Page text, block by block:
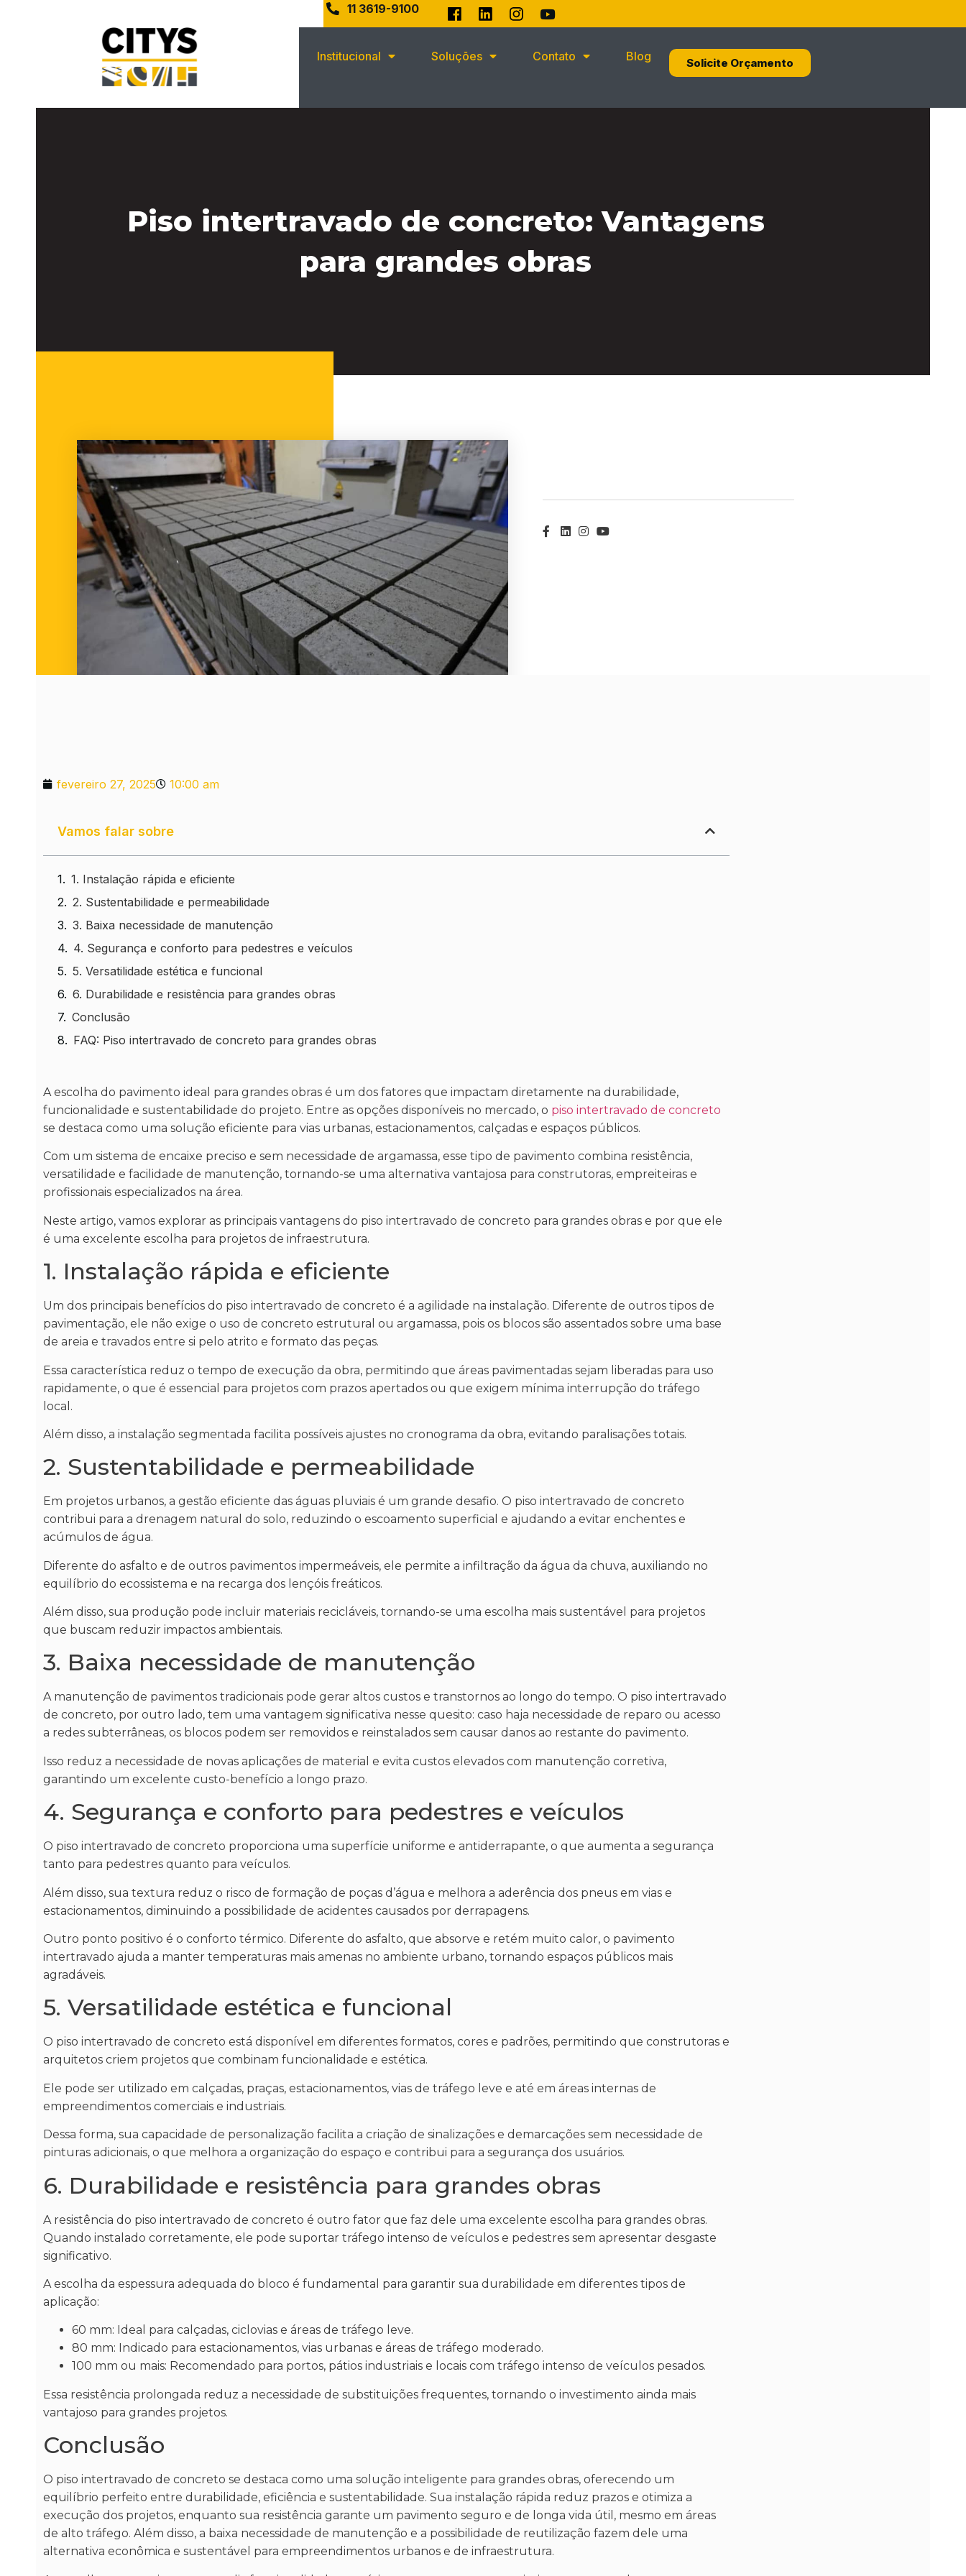
11 3619-9100
Institucional Soluções Contato Blog Solicite Orçamento
Piso intertravado de concreto: Vantagens
para grandes obras
fevereiro 27, 2025 10:00 am
Vamos falar sobre
1. Instalação rápida e eficiente
2. Sustentabilidade e permeabilidade
3. Baixa necessidade de manutenção
4. Segurança e conforto para pedestres e veículos
5. Versatilidade estética e funcional
6. Durabilidade e resistência para grandes obras
Conclusão
FAQ: Piso intertravado de concreto para grandes obras
A escolha do pavimento ideal para grandes obras é um dos fatores que impactam diretamente na durabilidade,
funcionalidade e sustentabilidade do projeto. Entre as opções disponíveis no mercado, o piso intertravado de concreto
se destaca como uma solução eficiente para vias urbanas, estacionamentos, calçadas e espaços públicos.
Com um sistema de encaixe preciso e sem necessidade de argamassa, esse tipo de pavimento combina resistência,
versatilidade e facilidade de manutenção, tornando-se uma alternativa vantajosa para construtoras, empreiteiras e
profissionais especializados na área.
Neste artigo, vamos explorar as principais vantagens do piso intertravado de concreto para grandes obras e por que ele
é uma excelente escolha para projetos de infraestrutura.
1. Instalação rápida e eficiente
Um dos principais benefícios do piso intertravado de concreto é a agilidade na instalação. Diferente de outros tipos de
pavimentação, ele não exige o uso de concreto estrutural ou argamassa, pois os blocos são assentados sobre uma base
de areia e travados entre si pelo atrito e formato das peças.
Essa característica reduz o tempo de execução da obra, permitindo que áreas pavimentadas sejam liberadas para uso
rapidamente, o que é essencial para projetos com prazos apertados ou que exigem mínima interrupção do tráfego
local.
Além disso, a instalação segmentada facilita possíveis ajustes no cronograma da obra, evitando paralisações totais.
2. Sustentabilidade e permeabilidade
Em projetos urbanos, a gestão eficiente das águas pluviais é um grande desafio. O piso intertravado de concreto
contribui para a drenagem natural do solo, reduzindo o escoamento superficial e ajudando a evitar enchentes e
acúmulos de água.
Diferente do asfalto e de outros pavimentos impermeáveis, ele permite a infiltração da água da chuva, auxiliando no
equilíbrio do ecossistema e na recarga dos lençóis freáticos.
Além disso, sua produção pode incluir materiais recicláveis, tornando-se uma escolha mais sustentável para projetos
que buscam reduzir impactos ambientais.
3. Baixa necessidade de manutenção
A manutenção de pavimentos tradicionais pode gerar altos custos e transtornos ao longo do tempo. O piso intertravado
de concreto, por outro lado, tem uma vantagem significativa nesse quesito: caso haja necessidade de reparo ou acesso
a redes subterrâneas, os blocos podem ser removidos e reinstalados sem causar danos ao restante do pavimento.
Isso reduz a necessidade de novas aplicações de material e evita custos elevados com manutenção corretiva,
garantindo um excelente custo-benefício a longo prazo.
4. Segurança e conforto para pedestres e veículos
O piso intertravado de concreto proporciona uma superfície uniforme e antiderrapante, o que aumenta a segurança
tanto para pedestres quanto para veículos.
Além disso, sua textura reduz o risco de formação de poças d’água e melhora a aderência dos pneus em vias e
estacionamentos, diminuindo a possibilidade de acidentes causados por derrapagens.
Outro ponto positivo é o conforto térmico. Diferente do asfalto, que absorve e retém muito calor, o pavimento
intertravado ajuda a manter temperaturas mais amenas no ambiente urbano, tornando espaços públicos mais
agradáveis.
5. Versatilidade estética e funcional
O piso intertravado de concreto está disponível em diferentes formatos, cores e padrões, permitindo que construtoras e
arquitetos criem projetos que combinam funcionalidade e estética.
Ele pode ser utilizado em calçadas, praças, estacionamentos, vias de tráfego leve e até em áreas internas de
empreendimentos comerciais e industriais.
Dessa forma, sua capacidade de personalização facilita a criação de sinalizações e demarcações sem necessidade de
pinturas adicionais, o que melhora a organização do espaço e contribui para a segurança dos usuários.
6. Durabilidade e resistência para grandes obras
A resistência do piso intertravado de concreto é outro fator que faz dele uma excelente escolha para grandes obras.
Quando instalado corretamente, ele pode suportar tráfego intenso de veículos e pedestres sem apresentar desgaste
significativo.
A escolha da espessura adequada do bloco é fundamental para garantir sua durabilidade em diferentes tipos de
aplicação:
60 mm: Ideal para calçadas, ciclovias e áreas de tráfego leve.
80 mm: Indicado para estacionamentos, vias urbanas e áreas de tráfego moderado.
100 mm ou mais: Recomendado para portos, pátios industriais e locais com tráfego intenso de veículos pesados.
Essa resistência prolongada reduz a necessidade de substituições frequentes, tornando o investimento ainda mais
vantajoso para grandes projetos.
Conclusão
O piso intertravado de concreto se destaca como uma solução inteligente para grandes obras, oferecendo um
equilíbrio perfeito entre durabilidade, eficiência e sustentabilidade. Sua instalação rápida reduz prazos e otimiza a
execução dos projetos, enquanto sua resistência garante um pavimento seguro e de longa vida útil, mesmo em áreas
de alto tráfego. Além disso, a baixa necessidade de manutenção e a possibilidade de reutilização fazem dele uma
alternativa econômica e sustentável para empreendimentos urbanos e de infraestrutura.